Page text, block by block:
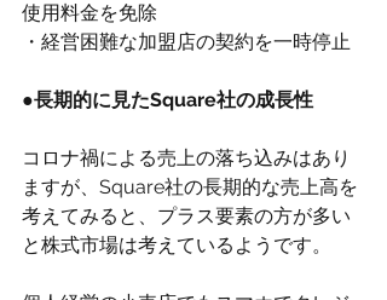
使用料金を免除
・経営困難な加盟店の契約を一時停止
●長期的に見たSquare社の成長性
コロナ禍による売上の落ち込みはあり
ますが、Square社の長期的な売上高を
考えてみると、プラス要素の方が多い
と株式市場は考えているようです。